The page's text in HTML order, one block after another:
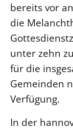
bereits vor
die
unter zehn
für die
Gemeinden
Verfügung.
In der